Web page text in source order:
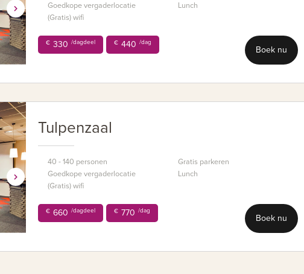
Goedkope vergaderlocatie
(Gratis) wifi
Lunch
€ 330 /dagdeel € 440 /dag
Boek nu
Tulpenzaal
40 - 140 personen
Goedkope vergaderlocatie
(Gratis) wifi
Gratis parkeren
Lunch
€ 660 /dagdeel € 770 /dag
Boek nu